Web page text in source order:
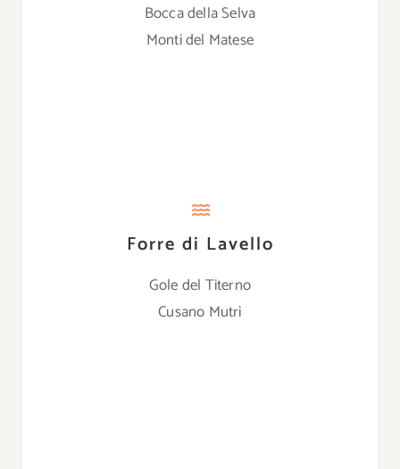
Bocca della Selva
Monti del Matese
Forre di Lavello
Gole del Titerno
Cusano Mutri